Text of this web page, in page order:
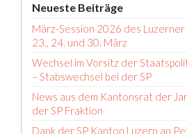
Neueste Beiträge
März-Session 2026 des
23., 24. und 30. März
Wechsel im Vorsitz der
– Stabswechsel bei der SP
News aus dem Kantonsrat der
der SP Fraktion
Dank der SP Kanton Luzern an